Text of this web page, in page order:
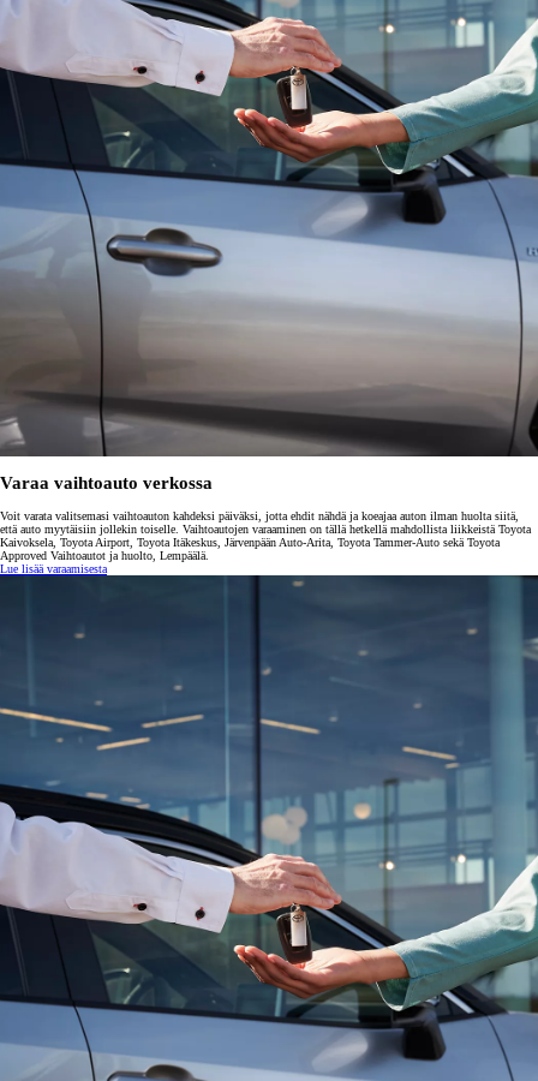
Varaa vaihtoauto verkossa
Voit varata valitsemasi vaihtoauton kahdeksi päiväksi, jotta ehdit nähdä ja koeajaa auton ilman huolta siitä,
että auto myytäisiin jollekin toiselle. Vaihtoautojen varaaminen on tällä hetkellä mahdollista liikkeistä Toyota
Kaivoksela, Toyota Airport, Toyota Itäkeskus, Järvenpään Auto-Arita, Toyota Tammer-Auto sekä Toyota
Approved Vaihtoautot ja huolto, Lempäälä.
Lue lisää varaamisesta